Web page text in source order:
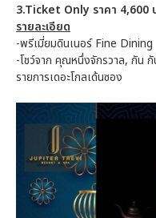
3.Ticket Only ราคา 4,600
รายละเอียด
-พรีเมี่ยมดินเนอร์ Fine Dining
-โชว์จาก คุณหนึ่งจักรวาล, กัน
รายการเดอะโกลเด้นซอง